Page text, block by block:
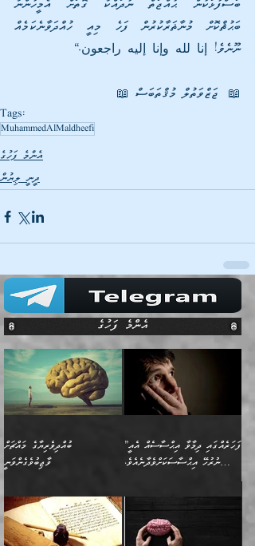
ބަސްފުޅަކުން ޙުއްޖަތް ނުދައްކާ ގޮތަށް އެމީހުންނާ
ނޫނެވެ! إنا لله وإنا إليه راجعون.“
📖 ޖަޒްވަތުލް މުޤްތަބަސް 📖
Tags:
MuhammedAlMaldheefi
އެންމެ ފަހުގެ
ދީނީ ލިޔުން
އެންމެ ފަހުގެ
ބުއްދިވެރިޔާގެ މައްޗަށް
ވާޖިބުވެގެންވަނީ
ވިދާޅުވިއެވެ: ”ބުއްދިވެރިޔާގެ
މައްޗަށް ވާޖިބުވެގެންވަނީ: މި
”ފަހަރެއްގައި ދިމާވާ އިޙްސާސެއް އެއީ
ނުރުހޭ އިޙްސާސަކަށްވެދާނެއެވެ.
އިޙްސާސެއް އެއީ ނުރުހޭ
އިޙްސާސަކަށްވެދާނެއެވެ.